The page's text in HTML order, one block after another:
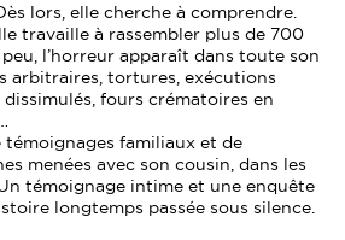
lors, elle cherche à comprendre.
travaille à rassembler plus de 700
l’horreur apparaît dans toute son
arbitraires, tortures, exécutions
fours crématoires en
familiaux et de
menées avec son cousin, dans les
témoignage intime et une enquête
longtemps passée sous silence.